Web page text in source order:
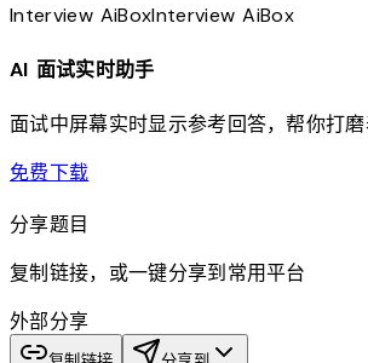
Interview AiBoxInterviewAiBox
AI 面试实时助手
面试中屏幕实时显示参考回答，帮你打磨
免费下载download
分享题目
复制链接，或一键分享到常用平台
外部分享